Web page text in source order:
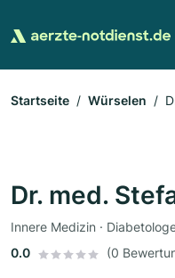
Startseite Würselen
Dr. med.
Innere Medizin ·
0.0
(0